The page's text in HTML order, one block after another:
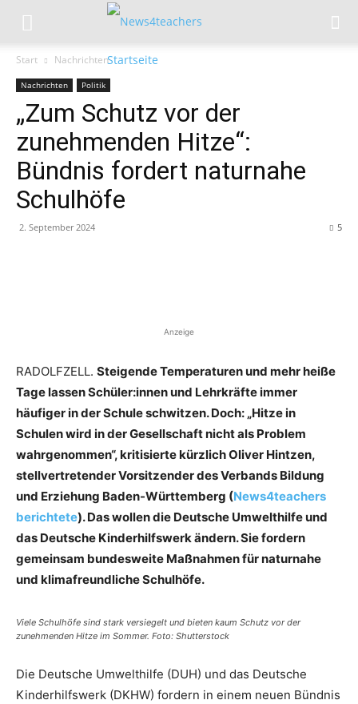
Start Nachrichten
Nachrichten Politik
„Zum Schutz vor der
zunehmenden Hitze“:
Bündnis fordert naturnahe
Schulhöfe
2. September 2024 5
Anzeige
RADOLFZELL. Steigende Temperaturen und mehr heiße
Tage lassen Schüler:innen und Lehrkräfte immer
häufiger in der Schule schwitzen. Doch: „Hitze in
Schulen wird in der Gesellschaft nicht als Problem
wahrgenommen“, kritisierte kürzlich Oliver Hintzen,
stellvertretender Vorsitzender des Verbands Bildung
und Erziehung Baden-Württemberg (News4teachers
berichtete). Das wollen die Deutsche Umwelthilfe und
das Deutsche Kinderhilfswerk ändern. Sie fordern
gemeinsam bundesweite Maßnahmen für naturnahe
und klimafreundliche Schulhöfe.
Viele Schulhöfe sind stark versiegelt und bieten kaum Schutz vor der
zunehmenden Hitze im Sommer. Foto: Shutterstock
Die Deutsche Umwelthilfe (DUH) und das Deutsche
Kinderhilfswerk (DKHW) fordern in einem neuen Bündnis